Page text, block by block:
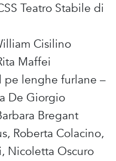
Teatro Stabile di
Cisilino
Maffei
pe lenghe furlane –
De Giorgio
Bregant
Roberta Colacino,
Nicoletta Oscuro